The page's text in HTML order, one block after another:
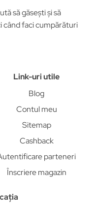
să găsești și să
când faci cumpărături
Link-uri utile
Blog
Contul meu
Sitemap
Cashback
parteneri
Înscriere magazin